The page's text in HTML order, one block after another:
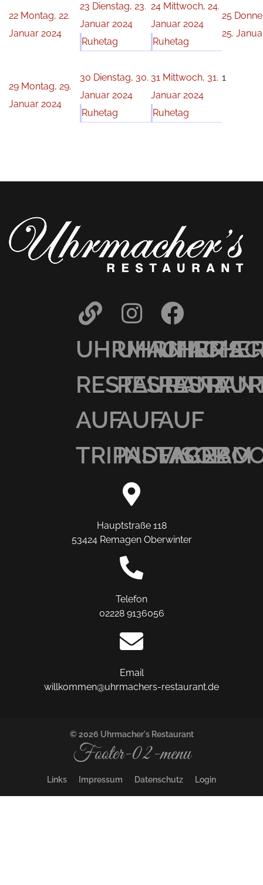
22 Montag, 22.
Januar 2024
23 Dienstag, 23.
Januar 2024
Ruhetag
24 Mittwoch, 24.
Januar 2024
Ruhetag
25
25.
29 Montag, 29.
Januar 2024
30 Dienstag, 30.
Januar 2024
Ruhetag
31 Mittwoch, 31.
Januar 2024
Ruhetag
1
UHRMACHER’S
RESTAURANT
AUF
TRIPADVISOR
AUF
INSTAGRAM
AUF
Hauptstraße 118
53424 Remagen Oberwinter
Telefon
02228 9136056
Email
willkommen@uhrmachers-restaurant.de
© 2026 Uhrmacher's Restaurant
Footer-02-menu
Links Impressum Datenschutz Login